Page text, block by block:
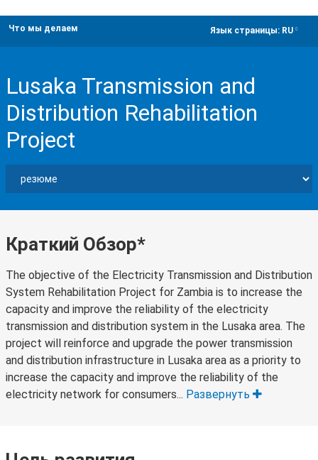
Что мы делаем Язык страницы: RU
Lusaka Transmission and
Distribution Rehabilitation
Project
Краткий Обзор*
The objective of the Electricity Transmission and Distribution
System Rehabilitation Project for Zambia is to increase the
capacity and improve the reliability of the electricity
transmission and distribution system in the Lusaka area. The
project will reinforce and upgrade the power transmission
and distribution infrastructure in Lusaka area as a priority to
increase the capacity and improve the reliability of the
electricity network for consumers... Развернуть